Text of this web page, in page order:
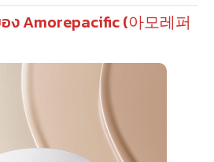
ง Amorepacific (아모레퍼